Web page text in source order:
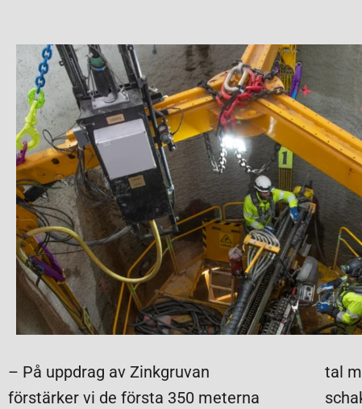
– På uppdrag av Zinkgruvan
förstärker vi de första 350 meterna
tal